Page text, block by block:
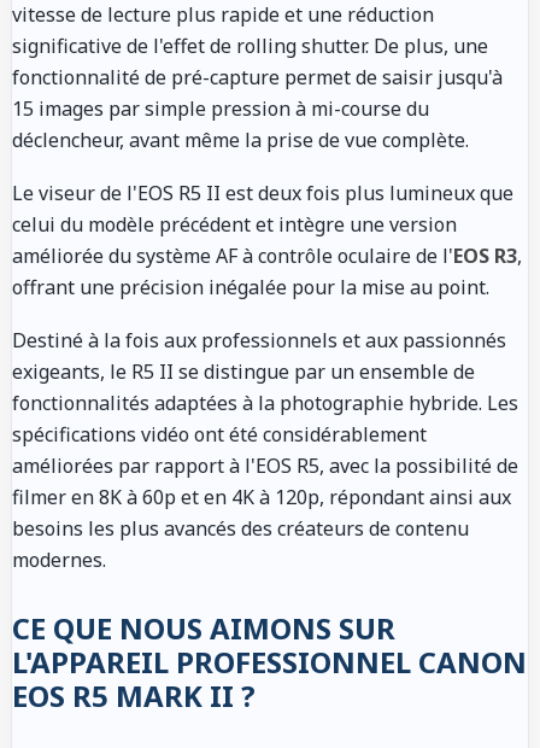
vitesse de lecture plus rapide et une réduction
significative de l'effet de rolling shutter. De plus, une
fonctionnalité de pré-capture permet de saisir jusqu'à
15 images par simple pression à mi-course du
déclencheur, avant même la prise de vue complète.
Le viseur de l'EOS R5 II est deux fois plus lumineux que
celui du modèle précédent et intègre une version
améliorée du système AF à contrôle oculaire de l'EOS R3,
offrant une précision inégalée pour la mise au point.
Destiné à la fois aux professionnels et aux passionnés
exigeants, le R5 II se distingue par un ensemble de
fonctionnalités adaptées à la photographie hybride. Les
spécifications vidéo ont été considérablement
améliorées par rapport à l'EOS R5, avec la possibilité de
filmer en 8K à 60p et en 4K à 120p, répondant ainsi aux
besoins les plus avancés des créateurs de contenu
modernes.
CE QUE NOUS AIMONS SUR
L'APPAREIL PROFESSIONNEL CANON
EOS R5 MARK II ?